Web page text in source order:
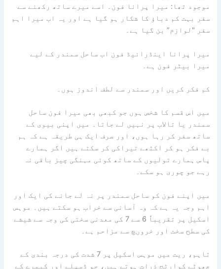
موجود تھا: میرا پرانا فون۔ اسے میرے ساتھ رکھنے سے
سفر بہت کم دباؤ کا شکار ہو گیا ہے اور یہ اب میرا اہم
سفر "لوازم” بن گیا ہے۔
میرا پرانا اینڈرائیڈ فون اب ساحل سمندر کے لیے
میرا بیٹر فون ہے۔
کم فکر کریں اور سمندر سے لطف اندوز ہوں۔
میں اس قسم کا شخص ہوں جو کبھی بھی میرا فون ساحل
سمندر یا تالاب پر نہیں لے جاتا۔ میں اپنی بیوی کے
ساتھ سفر کر رہا ہوں، اور صرف ایک ہی طریقہ ہے کہ ہم
بے فکر ہو کر اکٹھے تیراکی کر سکتے ہیں اگر ہمارے
پاس ہمارے تولیوں کے ساتھ کوئی مہنگی چیز باقی نہ
رہے جو چوری ہو سکے۔
میں اپنے فون کو ساحل سمندر پر نہ لے جانے کی ایک اور
اہم وجہ یہ ہے کہ وہ آسانی سے خراب ہو سکتے ہیں۔ موہس
اسکیل پر تقریباً 6 سے 7 کی معدنی سختی کی وجہ سے شیشے
کی سطح سخت اور خروںچ سے مزاحم ہے۔
تاہم، ریت میں موہس اسکیل پر 7 شدت کی درجہ بندی کے
چھوٹے کوارٹج ذرات ہوتے ہیں، جو ڈسپلے اور کیمرے کے